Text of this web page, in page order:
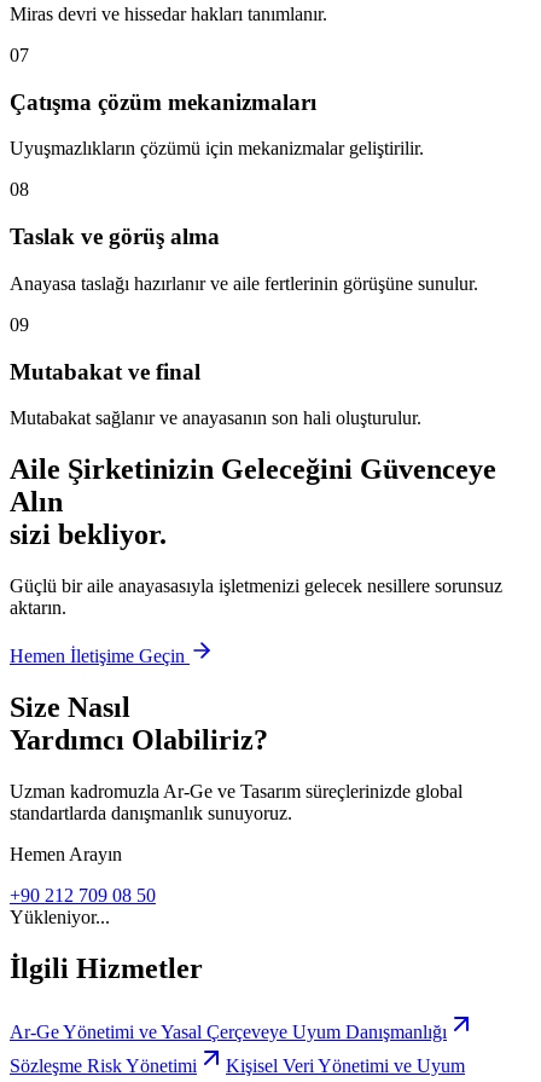
Miras devri ve hissedar hakları tanımlanır.
07
Çatışma çözüm mekanizmaları
Uyuşmazlıkların çözümü için mekanizmalar geliştirilir.
08
Taslak ve görüş alma
Anayasa taslağı hazırlanır ve aile fertlerinin görüşüne sunulur.
09
Mutabakat ve final
Mutabakat sağlanır ve anayasanın son hali oluşturulur.
Aile Şirketinizin Geleceğini Güvenceye
Alın
sizi bekliyor.
Güçlü bir aile anayasasıyla işletmenizi gelecek nesillere sorunsuz
aktarın.
Hemen İletişime Geçin
Size Nasıl
Yardımcı Olabiliriz?
Uzman kadromuzla Ar-Ge ve Tasarım süreçlerinizde global
standartlarda danışmanlık sunuyoruz.
Hemen Arayın
+90 212 709 08 50
Yükleniyor...
İlgili Hizmetler
Ar-Ge Yönetimi ve Yasal Çerçeveye Uyum Danışmanlığı
Sözleşme Risk Yönetimi
Kişisel Veri Yönetimi ve Uyum